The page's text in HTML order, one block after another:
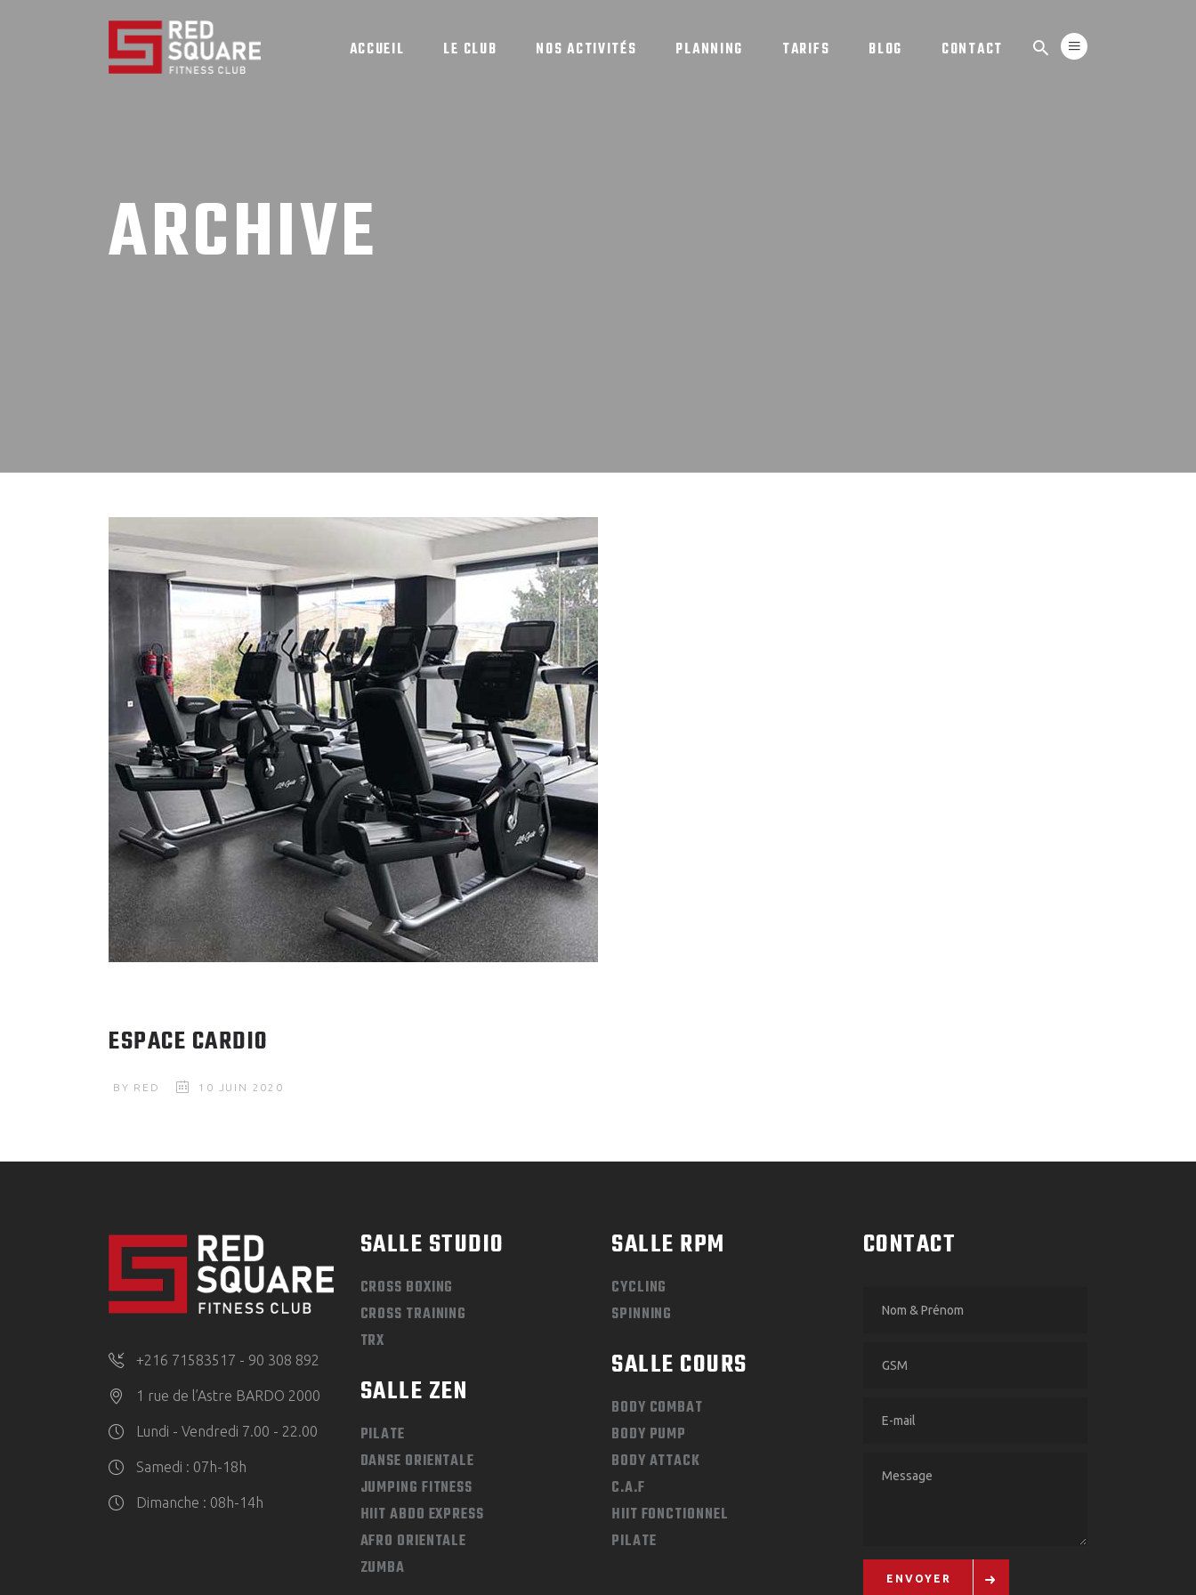
ACCUEIL LE CLUB NOS ACTIVITÉS PLANNING TARIFS BLOG CONTACT
ARCHIVE
ESPACE CARDIO
BY RED 10 JUIN 2020
+216 71583517 - 90 308 892
1 rue de l’Astre BARDO 2000
Lundi - Vendredi 7.00 - 22.00
Samedi : 07h-18h
Dimanche : 08h-14h
SALLE STUDIO
CROSS BOXING
CROSS TRAINING
TRX
SALLE ZEN
PILATE
DANSE ORIENTALE
JUMPING FITNESS
HIIT ABDO EXPRESS
AFRO ORIENTALE
ZUMBA
SALLE RPM
CYCLING
SPINNING
SALLE COURS
BODY COMBAT
BODY PUMP
BODY ATTACK
C.A.F
HIIT FONCTIONNEL
PILATE
CONTACT
ENVOYER